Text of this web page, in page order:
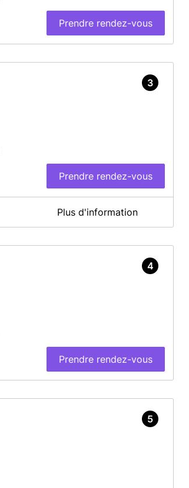
Prendre rendez-vous
Prendre rendez-vous
3
En savoir plus
Plus d'information
Prendre rendez-vous
4
5